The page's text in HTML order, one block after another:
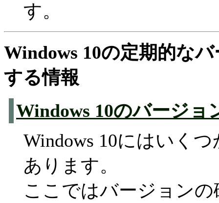
す。
Windows 10の定期的な
する情報
Windows 10のバージョ
Windows 10にはいく
あります。
ここではバージョン